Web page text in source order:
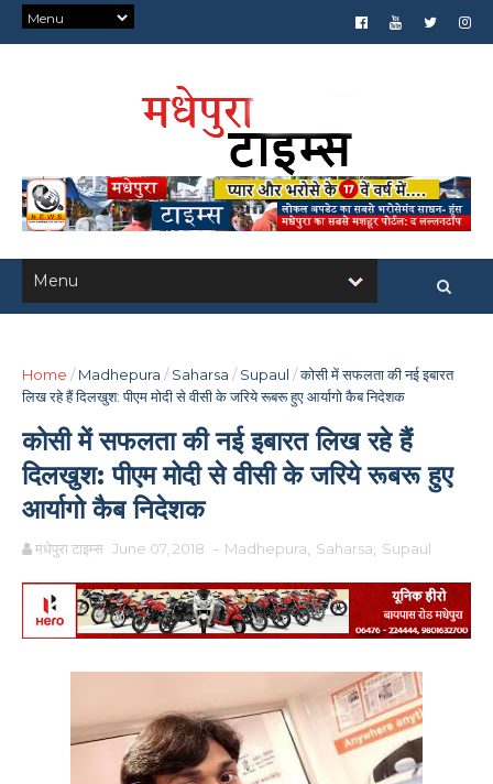
Home / Madhepura / Saharsa / Supaul /कोसी में सफलता की नई इबारत
लिख रहे हैं दिलखुश: पीएम मोदी से वीसी के जरिये रूबरू हुए आर्यागो कैब निदेशक
कोसी में सफलता की नई इबारत लिख रहे हैं
दिलखुश: पीएम मोदी से वीसी के जरिये रूबरू हुए
आर्यागो कैब निदेशक
मधेपुरा टाइम्स June 07, 2018 - Madhepura, Saharsa, Supaul